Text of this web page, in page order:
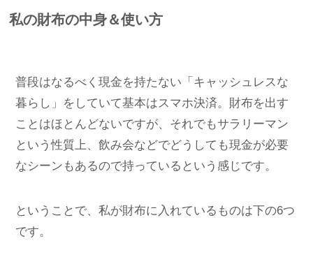
私の財布の中身＆使い方
普段はなるべく現金を持たない「キャッシュレスな
暮らし」をしていて基本はスマホ決済。財布を出す
ことはほとんどないですが、それでもサラリーマン
という性質上、飲み会などでどうしても現金が必要
なシーンもあるので持っているという感じです。
ということで、私が財布に入れているものは下の6つ
です。